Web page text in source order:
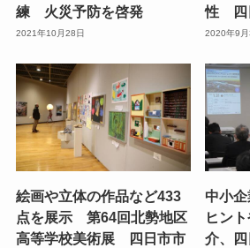
練 火災予防を啓発
2021年10月28日
性 四
2020年9月
絵画や立体の作品など433
点を展示 第64回北勢地区
高等学校美術展 四日市市
中小
ヒン
介、